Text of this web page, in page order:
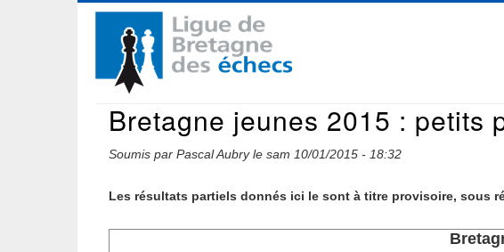
Navigation
principale
Bretagne jeunes 2015 : petits
Soumis par Pascal Aubryle sam 10/01/2015 - 18:32
Les résultats partiels donnés ici le sont à titre provisoire, sous